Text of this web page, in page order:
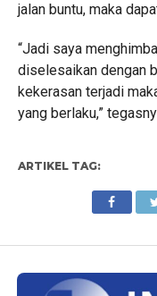
jalan buntu, maka
“Jadi saya
diselesaikan dengan
kekerasan terjadi
yang berlaku,”
ARTIKEL TAG: